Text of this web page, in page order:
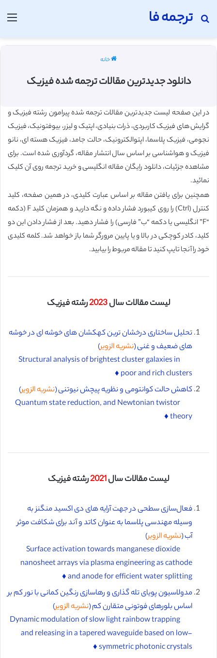
ترجمه فا
جستجو برای
خانه
دانلود جدیدترین مقالات ترجمه شده فیزیک
در این صفحه لیست جدیدترین مقالات ترجمه شده پیرامون رشته فیزیک و
گرایش های فیزیک کاربردی، ذرات بنیادی، اپتیک و لیزر، بیوفتونیک، فیزیک
نجومی، فیزیک پلاسما، اپتوالکترونیک، حالت جامد، فیزیک هسته ای، نانو
فیزیک و هواشناسی بر اساس سال انتشار مقاله، گردآوری شده است. برای
مشاهده جزئیات، دانلود رایگان مقاله انگلیسی و خرید ترجمه روی آن کلیک
نمائید.
همچنین برای یافتن مقاله بر اساس عبارت کلیدی، در همین صفحه، کلید
کنترل (Ctrl) را روی کیبورد فشار داده و نگه دارید و همزمان کلید F (دکمه
“F” انگلیسی یا دکمه “ب” فارسی) را فشار دهید. بعد از فشار دادن این دو
کلید، کادر کوچکی در بالا و یا پایین مرورگر شما باز خواهد شد. کلمه کلیدی
خود را آنجا تایپ کنید تا مقاله مربوط را بیابید.
لیست مقالات سال2023رشته فیزیک
تحلیل ساختاری درخشان ترین کهکشان های خوشه ای در خوشه
های ضعیف و غنی (نشریه الزویر)
Structural analysis of brightest cluster galaxies in
poor and rich clusters ♦️
کاهش حالت کوانتومی و نظریه پیچش نیوتنی (نشریه الزویر)
Quantum state reduction, and Newtonian twistor
theory ♦️
لیست مقالات سال2021رشته فیزیک
فعال‌سازی سطحی در جهت آرایه های دی اکسید منگنز به
وسیله مهندسی پلاسما به عنوان کاتد و آند برای شکافت موثر
آب (نشریه الزویر)
Surface activation towards manganese dioxide
nanosheet arrays via plasma engineering as cathode
and anode for efficient water splitting ♦️
مدولاسیون پویای تله گذاری و رهاسازی رنگین کمانی با نور کم بر
اساس بلورهای فوتونی متقارن کم (نشریه الزویر)
Dynamic modulation of slow light rainbow trapping
and releasing in a tapered waveguide based on low-
symmetric photonic crystals ♦️